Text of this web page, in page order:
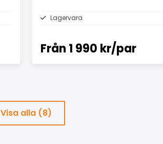
Lagervara
Från 1 990 kr/par
Visa alla (8)